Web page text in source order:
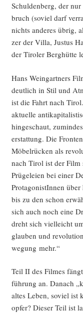
Schul­den­berg, der
bruch (soviel darf
nichts ande­res übrig,
zer der Vil­la, Jus­tus
der Tiro­ler Berg­hüt­te
Hans Wein­gart­ners
deut­lich in Stil und
ist die Fahrt nach
aktu­el­le
hin­ge­schaut,
erstat­tung. Die
Möbel­rü­cken als
nach Tirol ist der Film
Prü­ge­lei­en bei einer
Prot­ago­nis­tIn­nen
bis zu den schon
sich auch noch eine
dreht sich viel­leicht
glau­ben und
we­gung mehr.“
Teil II des Fil­mes
füh­rung an. Danach
altes Leben, soviel
op­fer? Die­ser Teil ist